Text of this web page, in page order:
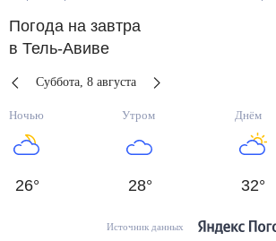
Погода на завтра
в Тель-Авиве
Суббота ,8августа
Ночью
26°
Утром
28°
Днём
32°
Источник данных